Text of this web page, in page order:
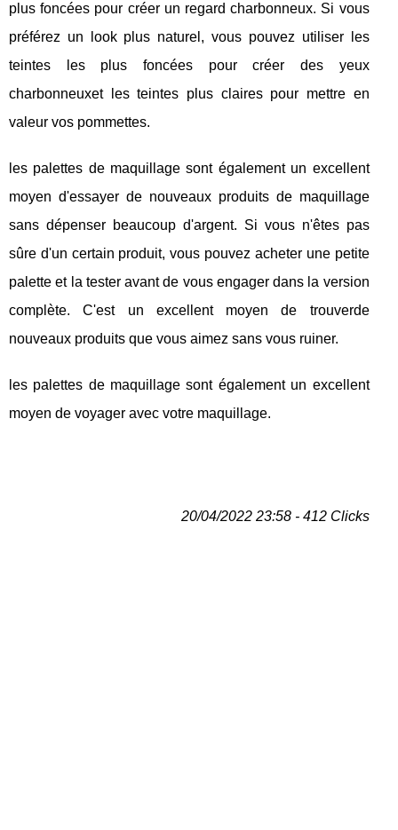
plus foncées pour créer un regard charbonneux. Si vous
préférez un look plus naturel, vous pouvez utiliser les
teintes les plus foncées pour créer des yeux
charbonneuxet les teintes plus claires pour mettre en
valeur vos pommettes.
les palettes de maquillage sont également un excellent
moyen d'essayer de nouveaux produits de maquillage
sans dépenser beaucoup d'argent. Si vous n'êtes pas
sûre d'un certain produit, vous pouvez acheter une petite
palette et la tester avant de vous engager dans la version
complète. C'est un excellent moyen de trouverde
nouveaux produits que vous aimez sans vous ruiner.
les palettes de maquillage sont également un excellent
moyen de voyager avec votre maquillage.
20/04/2022 23:58 - 412 Clicks